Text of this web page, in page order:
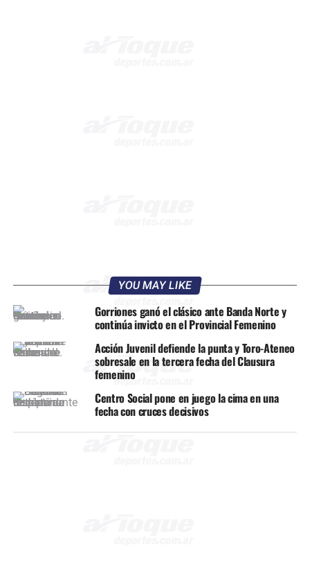
YOU MAY LIKE
Gorriones ganó el clásico ante Banda Norte y
continúa invicto en el Provincial Femenino
Acción Juvenil defiende la punta y Toro-Ateneo
sobresale en la tercera fecha del Clausura
femenino
Centro Social pone en juego la cima en una
fecha con cruces decisivos